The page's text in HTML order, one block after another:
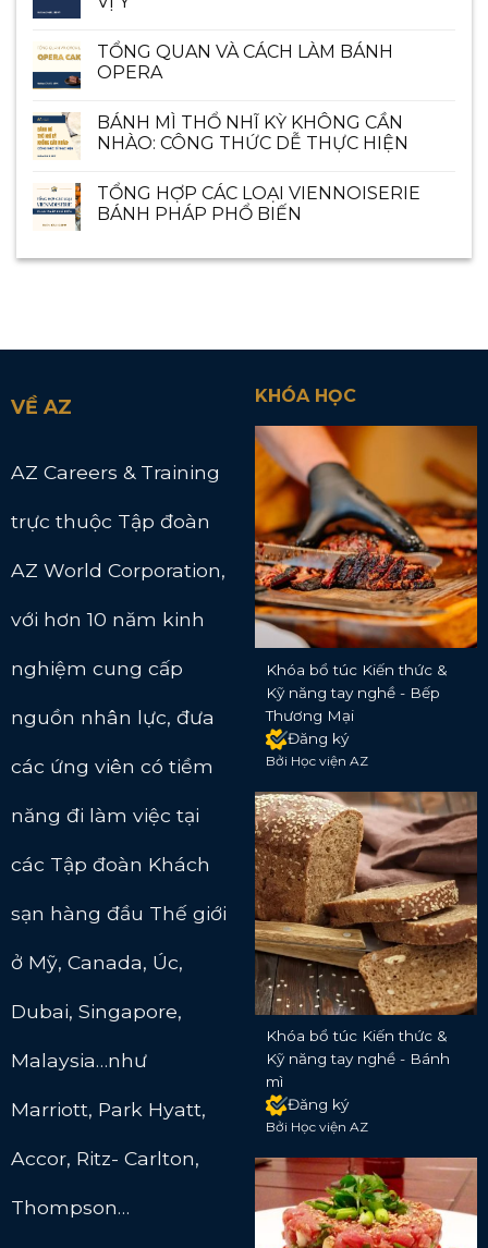
TỔNG QUAN VÀ CÁCH LÀM BÁNH
OPERA
BÁNH MÌ THỔ NHĨ KỲ KHÔNG CẦN
NHÀO: CÔNG THỨC DỄ THỰC HIỆN
TỔNG HỢP CÁC LOẠI VIENNOISERIE
BÁNH PHÁP PHỔ BIẾN
VỀ AZ
AZ Careers & Training
trực thuộc Tập đoàn
AZ World Corporation,
với hơn 10 năm kinh
nghiệm cung cấp
nguồn nhân lực, đưa
các ứng viên có tiềm
năng đi làm việc tại
các Tập đoàn Khách
sạn hàng đầu Thế giới
ở Mỹ, Canada, Úc,
Dubai, Singapore,
Malaysia…như
Marriott, Park Hyatt,
Accor, Ritz- Carlton,
Thompson…
KHÓA HỌC
Khóa bổ túc Kiến thức &
Kỹ năng tay nghề - Bếp
Thương Mại
Đăng ký
Bởi Học viện AZ
Khóa bổ túc Kiến thức &
Kỹ năng tay nghề - Bánh
mì
Đăng ký
Bởi Học viện AZ